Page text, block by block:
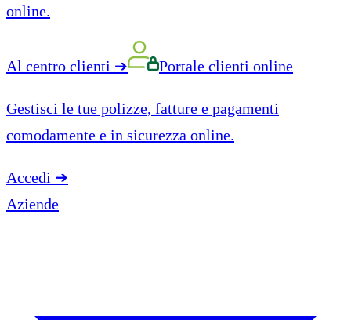
online.
Al centro clienti ➔ Portale clienti online
Gestisci le tue polizze, fatture e pagamenti
comodamente e in sicurezza online.
Accedi ➔
Aziende